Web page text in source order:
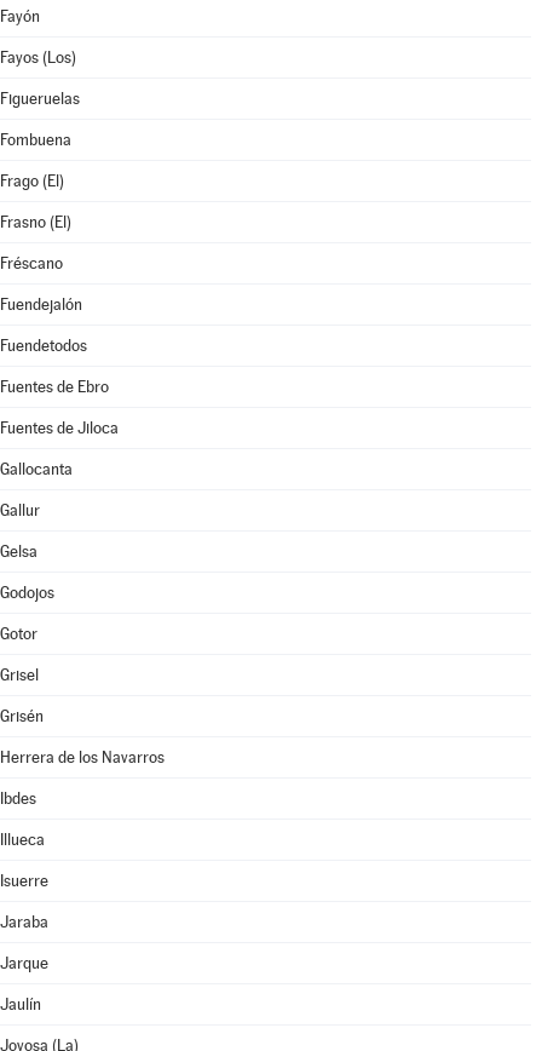
Fayón
Fayos (Los)
Figueruelas
Fombuena
Frago (El)
Frasno (El)
Fréscano
Fuendejalón
Fuendetodos
Fuentes de Ebro
Fuentes de Jiloca
Gallocanta
Gallur
Gelsa
Godojos
Gotor
Grisel
Grisén
Herrera de los Navarros
Ibdes
Illueca
Isuerre
Jaraba
Jarque
Jaulín
Joyosa (La)